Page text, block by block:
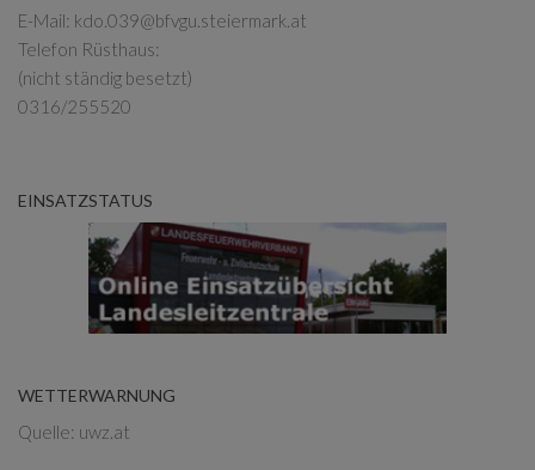
E-Mail: kdo.039@bfvgu.steiermark.at
Telefon Rüsthaus:
(nicht ständig besetzt)
0316/255520
EINSATZSTATUS
WETTERWARNUNG
Quelle: uwz.at